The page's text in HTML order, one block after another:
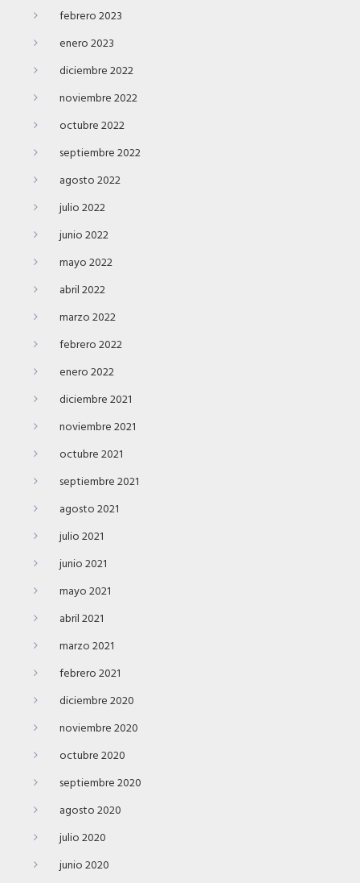
febrero 2023
enero 2023
diciembre 2022
noviembre 2022
octubre 2022
septiembre 2022
agosto 2022
julio 2022
junio 2022
mayo 2022
abril 2022
marzo 2022
febrero 2022
enero 2022
diciembre 2021
noviembre 2021
octubre 2021
septiembre 2021
agosto 2021
julio 2021
junio 2021
mayo 2021
abril 2021
marzo 2021
febrero 2021
diciembre 2020
noviembre 2020
octubre 2020
septiembre 2020
agosto 2020
julio 2020
junio 2020